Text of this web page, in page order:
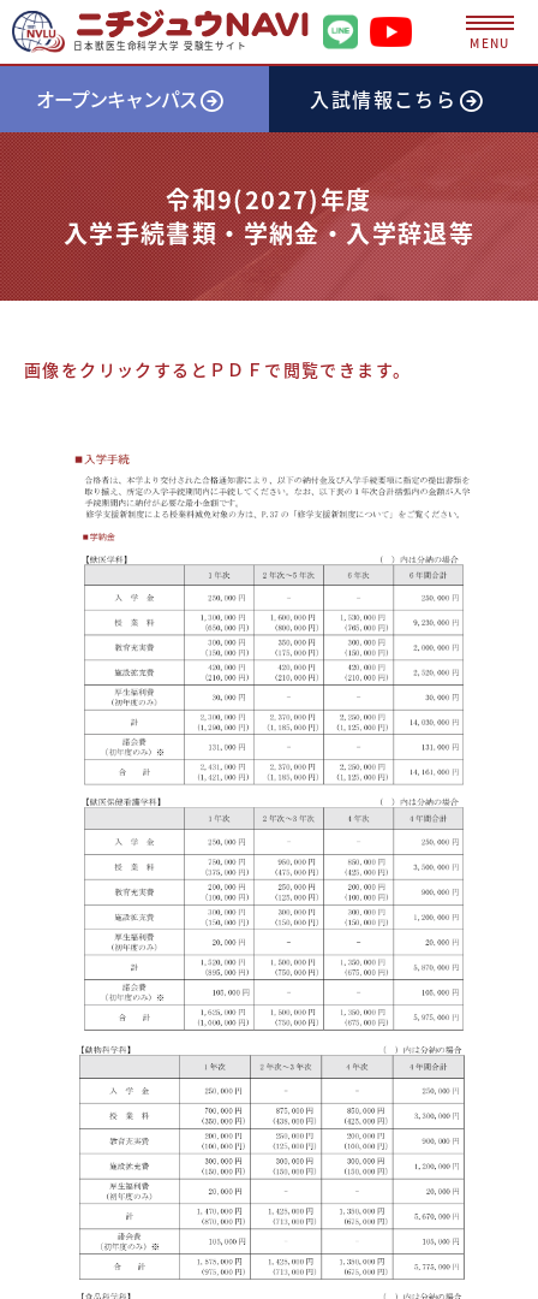
日本獣医生命科学大学 受験生サイト MENU
オープンキャンパス 入試情報こちら
令和9(2027)年度
入学手続書類・学納金・入学辞退等
画像をクリックするとＰＤＦで閲覧できます。